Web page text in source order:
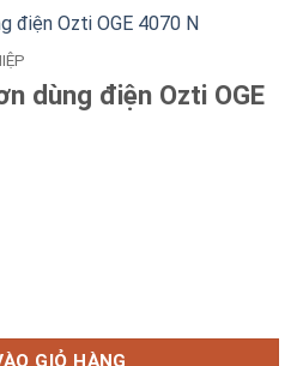
dùng điện Ozti OGE
Ozti OGE 4070 N số lượng
GIỎ HÀNG